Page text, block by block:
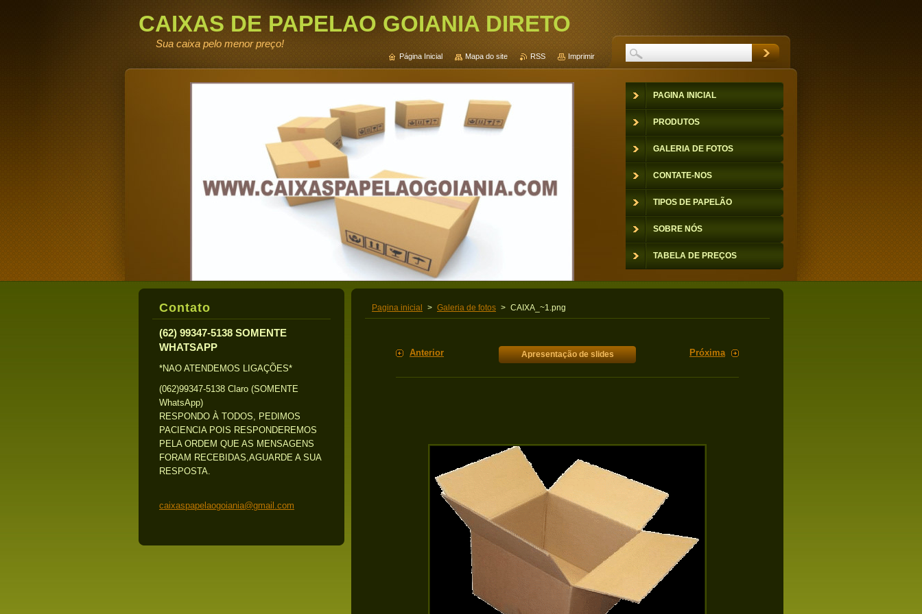
CAIXAS DE PAPELAO GOIANIA DIRETO
DE FABRICA
Sua caixa pelo menor preço!
Pagina inicial > Galeria de fotos > CAIXA_~1.png
Anterior Apresentação de slides Próxima
Contato
(62) 99347-5138 SOMENTE
WHATSAPP
*NAO ATENDEMOS LIGAÇÕES*
(062)99347-5138 Claro (SOMENTE
WhatsApp)
RESPONDO À TODOS, PEDIMOS
PACIENCIA POIS RESPONDEREMOS
PELA ORDEM QUE AS MENSAGENS
FORAM RECEBIDAS,AGUARDE A SUA
RESPOSTA.
caixaspapelaogoiania@gmail.com
PAGINA INICIAL
PRODUTOS
GALERIA DE FOTOS
CONTATE-NOS
TIPOS DE PAPELÃO
SOBRE NÓS
TABELA DE PREÇOS
Página Inicial Mapa do site RSS Imprimir